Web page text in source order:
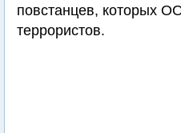
повстанцев, которых
террористов.